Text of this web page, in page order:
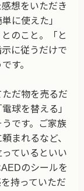
想をいただき
に使えた」
のこと。「と
に従うだけで
す。
だ物を売るだ
球を替える」
です。ご家族
まれるなど、
ているといい
のシールを
持っていただ